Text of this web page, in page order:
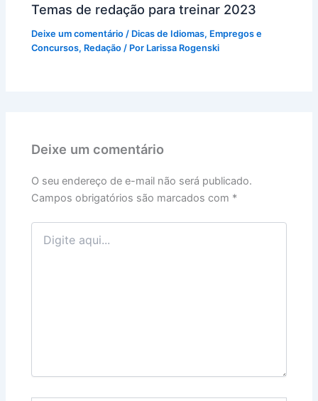
Temas de redação para treinar 2023
Deixe um comentário / Dicas de Idiomas, Empregos e
Concursos, Redação / Por Larissa Rogenski
Deixe um comentário
O seu endereço de e-mail não será publicado.
Campos obrigatórios são marcados com *
Digite
aqui...